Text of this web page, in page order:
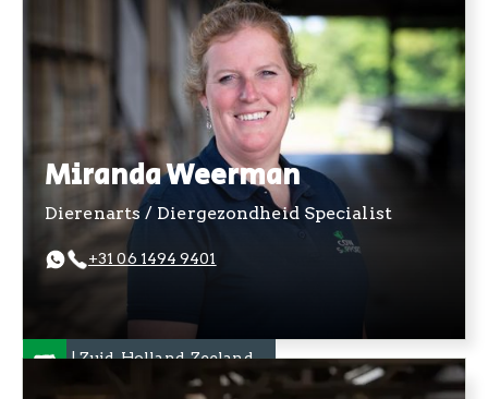
Miranda Weerman
Dierenarts / Diergezondheid Specialist
+31 06 1494 9401
NL | Zuid-Holland, Zeeland